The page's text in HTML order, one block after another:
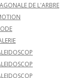
DE L'ARBRE